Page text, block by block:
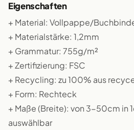
Eigenschaften
+ Material: Vollpappe/
+ Materialstärke: 1,2mm
+ Grammatur: 755g/m²
+ Zertifizierung: FSC
+ Recycling: zu 100% aus
+ Form: Rechteck
+ Maße (Breite): von 3-50cm in
auswählbar